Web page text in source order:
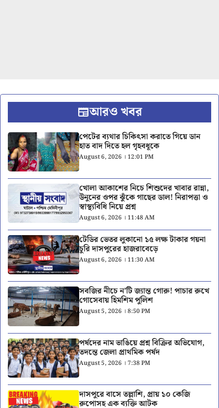
আরও খবর
পেটের ব্যথার চিকিৎসা করাতে গিয়ে ডান
হাত বাদ দিতে হল গৃহবধূকে
August 6, 2026 । 12:01 PM
খোলা আকাশের নিচে শিশুদের খাবার রান্না,
উনুনের ওপর ঝুঁকে গাছের ডাল! নিরাপত্তা ও
স্বাস্থ্যবিধি নিয়ে প্রশ্ন
August 6, 2026 । 11:48 AM
টেডির ভেতর লুকানো ১৫ লক্ষ টাকার গয়না
চুরি দাসপুরের হাজরাবেড়ে
August 6, 2026 । 11:30 AM
সবজির নীচে ন’টি জ্যান্ত গোরু! পাচার রুখে
গোসেবায় হিমশিম পুলিশ
August 5, 2026 । 8:50 PM
পর্ষদের নাম ভাঙিয়ে প্রশ্ন বিক্রির অভিযোগ,
তদন্তে জেলা প্রাথমিক পর্ষদ
August 5, 2026 । 7:38 PM
দাসপুরে বাসে তল্লাশি, প্রায় ১০ কেজি
রুপোসহ এক ব্যক্তি আটক